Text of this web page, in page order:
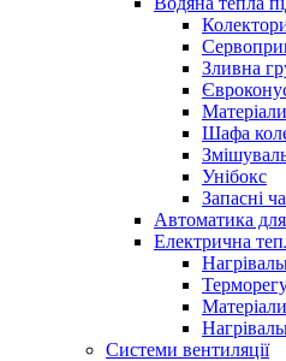
Зливна
Шафа
Унібокс
Запасні
Автоматика
Електрична
Системи вентиляції